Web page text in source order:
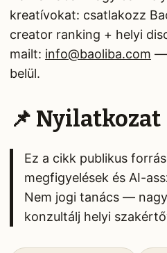
kreatívokat: csatlakozz
creator ranking + helyi
mailt: info@baoliba.com —
belül.
📌 Nyilatkozat
Ez a cikk publikus
megfigyelések és AI-
Nem jogi tanács —
konzultálj helyi